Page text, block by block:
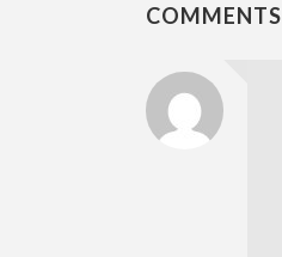
COMMENTS